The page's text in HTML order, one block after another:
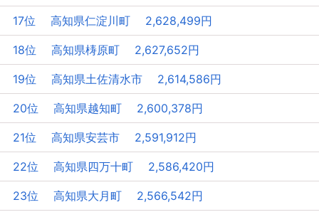
17位 高知県仁淀川町 2,628,499円
18位 高知県梼原町 2,627,652円
19位 高知県土佐清水市 2,614,586円
20位 高知県越知町 2,600,378円
21位 高知県安芸市 2,591,912円
22位 高知県四万十町 2,586,420円
23位 高知県大月町 2,566,542円